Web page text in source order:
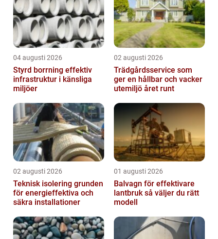
04 augusti 2026
Styrd borrning effektiv
infrastruktur i känsliga
miljöer
02 augusti 2026
Trädgårdsservice som
ger en hållbar och vacker
utemiljö året runt
02 augusti 2026
Teknisk isolering grunden
för energieffektiva och
säkra installationer
01 augusti 2026
Balvagn för effektivare
lantbruk så väljer du rätt
modell